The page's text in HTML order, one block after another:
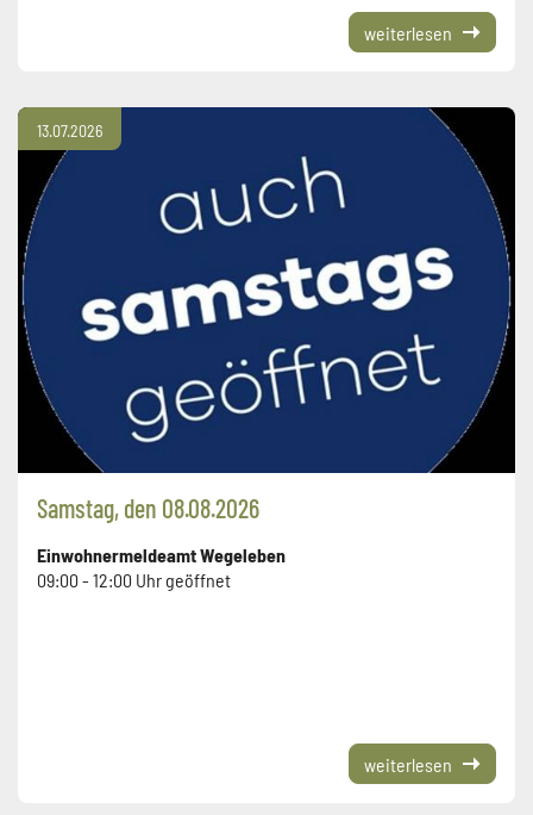
weiterlesen
Samstag, den 08.08.2026
Einwohnermeldeamt Wegeleben
09:00 - 12:00 Uhr geöffnet
weiterlesen
13.07.2026